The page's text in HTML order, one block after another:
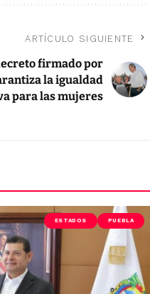
ARTÍCULO SIGUIENTE
firmado por
la igualdad
para las mujeres
ESTADOS PUEBLA